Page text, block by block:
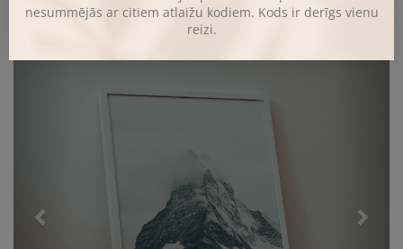
nesummējās ar citiem atlaižu kodiem. Kods ir derīgs vienu
reizi.